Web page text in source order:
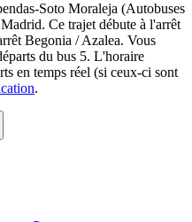
Soto Moraleja (Autobuses
Ce trajet débute à l'arrêt
Begonia / Azalea. Vous
du bus 5. L'horaire
en temps réel (si ceux-ci sont
.